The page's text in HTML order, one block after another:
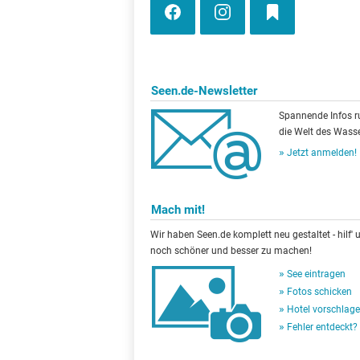
Seen.de-Newsletter
Spannende Infos
die Welt des
Jetzt anmelden!
Mach mit!
Wir haben Seen.de komplett neu gestaltet - hilf'
noch schöner und besser zu machen!
See eintragen
Fotos schicken
Hotel
Fehler entdeckt?